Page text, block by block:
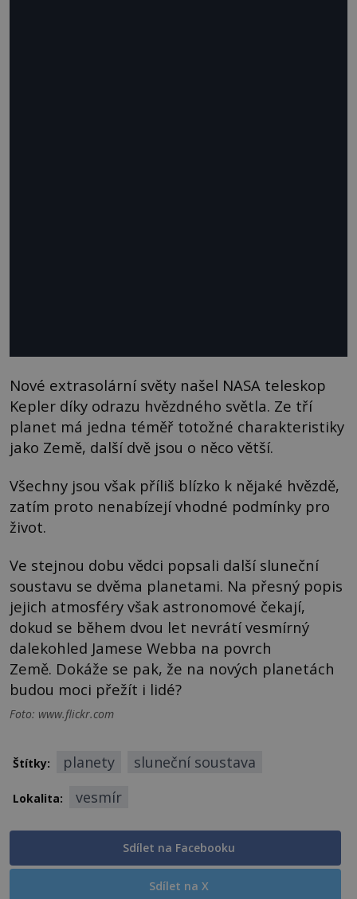
Nové extrasolární světy našel NASA teleskop
Kepler díky odrazu hvězdného světla. Ze tří
planet má jedna téměř totožné charakteristiky
jako Země, další dvě jsou o něco větší.
Všechny jsou však příliš blízko k nějaké hvězdě,
zatím proto nenabízejí vhodné podmínky pro
život.
Ve stejnou dobu vědci popsali další sluneční
soustavu se dvěma planetami. Na přesný popis
jejich atmosféry však astronomové čekají,
dokud se během dvou let nevrátí vesmírný
dalekohled Jamese Webba na povrch
Země. Dokáže se pak, že na nových planetách
budou moci přežít i lidé?
Foto: www.flickr.com
Štítky: planety sluneční soustava
Lokalita: vesmír
Sdílet na Facebooku
Sdílet na X